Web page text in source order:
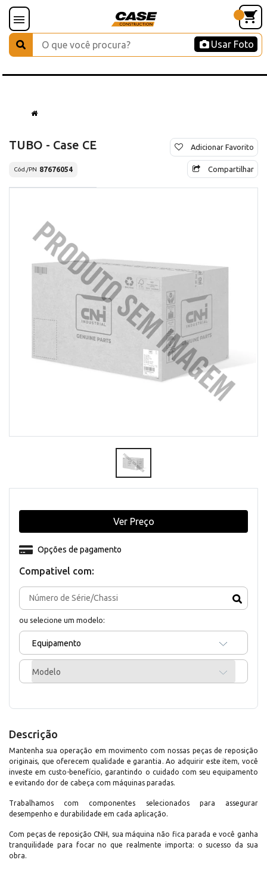
Usar Foto
TUBO - Case CE
Cód./PN 87676054
Adicionar Favorito
Compartilhar
Compativel com:
ou selecione um modelo:
Equipamento
Modelo
Opções de pagamento
Ver Preço
Descrição
Mantenha sua operação em movimento com nossas peças de reposição
originais, que oferecem qualidade e garantia. Ao adquirir este item, você
investe em custo-benefício, garantindo o cuidado com seu equipamento
e evitando dor de cabeça com máquinas paradas.
Trabalhamos com componentes selecionados para assegurar
desempenho e durabilidade em cada aplicação.
Com peças de reposição CNH, sua máquina não fica parada e você ganha
tranquilidade para focar no que realmente importa: o sucesso da sua
obra.